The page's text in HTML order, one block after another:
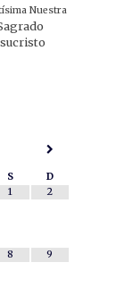
Nuestra
S
D
1
2
8 9